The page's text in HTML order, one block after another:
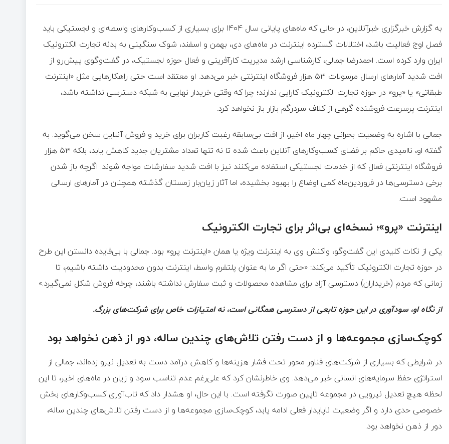
به گزارش خبرگزاری خبرآنلاین، در حالی که ماه‌های پایانی سال ۱۴۰۴ برای بسیاری از کسب‌وکارهای واسطه‌ای و لجستیکی باید
فصل اوج فعالیت باشد، اختلالات گسترده اینترنت در ماه‌های دی، بهمن و اسفند، شوک سنگینی به بدنه تجارت الکترونیک
ایران وارد کرده است. احمدرضا جمالی، کارشناسی ارشد مدیریت کارآفرینی و فعال حوزه لجستیک، در گفت‌وگوی پیش‌رو از
افت شدید آمارهای ارسال مرسولات ۵۳ هزار فروشگاه اینترنتی خبر می‌دهد. او معتقد است حتی راهکارهایی مثل «اینترنت
طبقاتی» یا «پرو» در حوزه تجارت الکترونیک کارایی ندارند؛ چرا که وقتی خریدار نهایی به شبکه دسترسی نداشته باشد،
اینترنت پرسرعت فروشنده گرهی از کلاف سردرگم بازار باز نخواهد کرد.
جمالی با اشاره به وضعیت بحرانی چهار ماه اخیر، از افت بی‌سابقه رغبت کاربران برای خرید و فروش آنلاین سخن می‌گوید. به
گفته او، ناامیدی حاکم بر فضای کسب‌وکارهای آنلاین باعث شده تا نه تنها تعداد مشتریان جدید کاهش یابد، بلکه ۵۳ هزار
فروشگاه اینترنتی فعال که از خدمات لجستیکی استفاده می‌کنند نیز با افت شدید سفارشات مواجه شوند. اگرچه باز شدن
برخی دسترسی‌ها در فروردین‌ماه کمی اوضاع را بهبود بخشیده، اما آثار زیان‌بار زمستان گذشته همچنان در آمارهای ارسالی
مشهود است.
اینترنت «پرو»؛ نسخه‌ای بی‌اثر برای تجارت الکترونیک
یکی از نکات کلیدی این گفت‌وگو، واکنش وی به اینترنت ویژه یا همان «اینترنت پرو» بود. جمالی با بی‌فایده دانستن این طرح
در حوزه تجارت الکترونیک تأکید می‌کند: «حتی اگر ما به عنوان پلتفرم واسط، اینترنت بدون محدودیت داشته باشیم، تا
زمانی که مردم (خریداران) دسترسی آزاد برای مشاهده محصولات و ثبت سفارش نداشته باشند، چرخه فروش شکل نمی‌گیرد.»
از نگاه او، سودآوری در این حوزه تابعی از دسترسی همگانی است، نه امتیازات خاص برای شرکت‌های بزرگ.
کوچک‌سازی مجموعه‌ها و از دست رفتن تلاش‌های چندین ساله، دور از ذهن نخواهد بود
در شرایطی که بسیاری از شرکت‌های فناور محور تحت فشار هزینه‌ها و کاهش درآمد دست به تعدیل نیرو زده‌اند، جمالی از
استراتژی حفظ سرمایه‌های انسانی خبر می‌دهد. وی خاطرنشان کرد که علی‌رغم عدم تناسب سود و زیان در ماه‌های اخیر، تا این
لحظه هیچ تعدیل نیرویی در مجموعه تاپین صورت نگرفته است. با این حال، او هشدار داد که تاب‌آوری کسب‌وکارهای بخش
خصوصی حدی دارد و اگر وضعیت ناپایدار فعلی ادامه یابد، کوچک‌سازی مجموعه‌ها و از دست رفتن تلاش‌های چندین ساله،
دور از ذهن نخواهد بود.